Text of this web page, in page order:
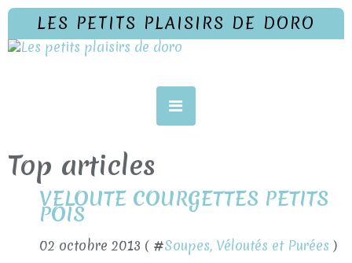
LES PETITS PLAISIRS DE DORO
Top articles
VELOUTE COURGETTES PETITS
POIS
02 octobre 2013 ( #Soupes, Véloutés et Purées )